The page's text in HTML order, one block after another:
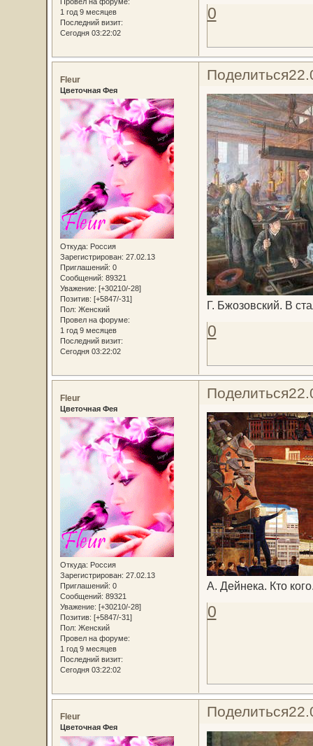
1 год 9 месяцев
Последний визит:
Сегодня 03:22:02
0
Поделиться
Fleur
Цветочная Фея
Откуда: Россия
Зарегистрирован: 27.02.13
Приглашений: 0
Сообщений: 89321
Уважение: [+30210/-28]
Позитив: [+5847/-31]
Пол: Женский
Провел на форуме:
1 год 9 месяцев
Последний визит:
Сегодня 03:22:02
Г. Бжозовский. В
0
Поделиться
Fleur
Цветочная Фея
Откуда: Россия
Зарегистрирован: 27.02.13
Приглашений: 0
Сообщений: 89321
Уважение: [+30210/-28]
Позитив: [+5847/-31]
Пол: Женский
Провел на форуме:
1 год 9 месяцев
Последний визит:
Сегодня 03:22:02
А. Дейнека. Кто
0
Поделиться
Fleur
Цветочная Фея